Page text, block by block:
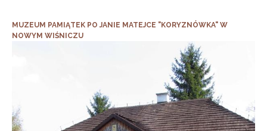
MUZEUM PAMIĄTEK PO JANIE MATEJCE "KORYZNÓWKA" W
NOWYM WIŚNICZU